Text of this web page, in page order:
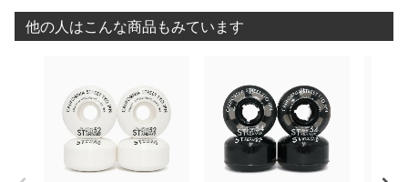
他の人はこんな商品もみています